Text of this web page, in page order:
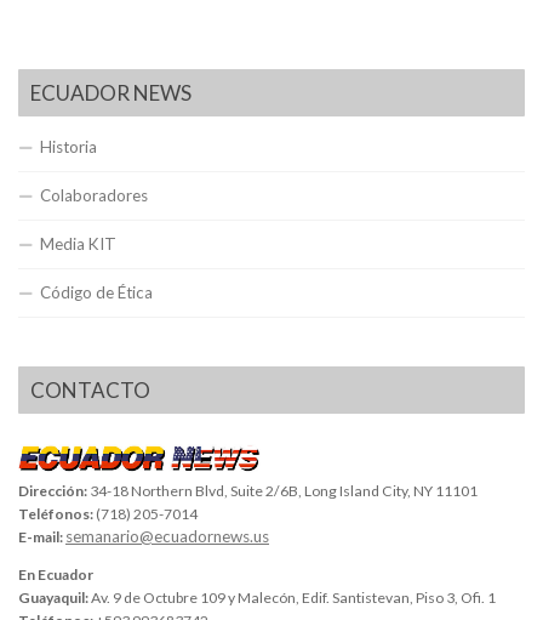
ECUADOR NEWS
Historia
Colaboradores
Media KIT
Código de Ética
CONTACTO
Dirección: 34-18 Northern Blvd, Suite 2/6B, Long Island City, NY 11101
Teléfonos: (718) 205-7014
E-mail: semanario@ecuadornews.us
En Ecuador
Guayaquil:Av. 9 de Octubre 109 y Malecón, Edif. Santistevan, Piso 3, Ofi. 1